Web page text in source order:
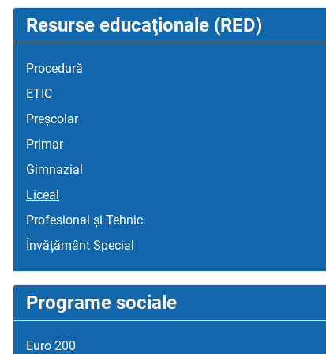
Resurse educaţionale (RED)
Procedură
ETIC
Preșcolar
Primar
Gimnazial
Liceal
Profesional și Tehnic
Învățământ Special
Programe sociale
Euro 200